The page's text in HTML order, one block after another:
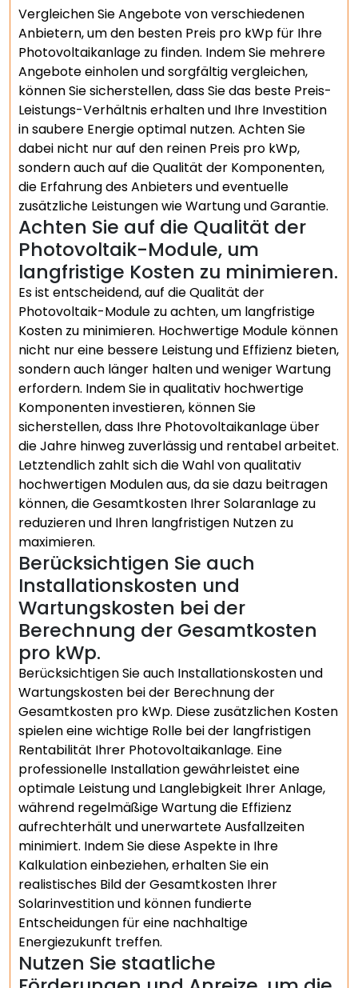
Vergleichen Sie Angebote von verschiedenen
Anbietern, um den besten Preis pro kWp für Ihre
Photovoltaikanlage zu finden. Indem Sie mehrere
Angebote einholen und sorgfältig vergleichen,
können Sie sicherstellen, dass Sie das beste Preis-
Leistungs-Verhältnis erhalten und Ihre Investition
in saubere Energie optimal nutzen. Achten Sie
dabei nicht nur auf den reinen Preis pro kWp,
sondern auch auf die Qualität der Komponenten,
die Erfahrung des Anbieters und eventuelle
zusätzliche Leistungen wie Wartung und Garantie.
Achten Sie auf die Qualität der
Photovoltaik-Module, um
langfristige Kosten zu minimieren.
Es ist entscheidend, auf die Qualität der
Photovoltaik-Module zu achten, um langfristige
Kosten zu minimieren. Hochwertige Module können
nicht nur eine bessere Leistung und Effizienz bieten,
sondern auch länger halten und weniger Wartung
erfordern. Indem Sie in qualitativ hochwertige
Komponenten investieren, können Sie
sicherstellen, dass Ihre Photovoltaikanlage über
die Jahre hinweg zuverlässig und rentabel arbeitet.
Letztendlich zahlt sich die Wahl von qualitativ
hochwertigen Modulen aus, da sie dazu beitragen
können, die Gesamtkosten Ihrer Solaranlage zu
reduzieren und Ihren langfristigen Nutzen zu
maximieren.
Berücksichtigen Sie auch
Installationskosten und
Wartungskosten bei der
Berechnung der Gesamtkosten
pro kWp.
Berücksichtigen Sie auch Installationskosten und
Wartungskosten bei der Berechnung der
Gesamtkosten pro kWp. Diese zusätzlichen Kosten
spielen eine wichtige Rolle bei der langfristigen
Rentabilität Ihrer Photovoltaikanlage. Eine
professionelle Installation gewährleistet eine
optimale Leistung und Langlebigkeit Ihrer Anlage,
während regelmäßige Wartung die Effizienz
aufrechterhält und unerwartete Ausfallzeiten
minimiert. Indem Sie diese Aspekte in Ihre
Kalkulation einbeziehen, erhalten Sie ein
realistisches Bild der Gesamtkosten Ihrer
Solarinvestition und können fundierte
Entscheidungen für eine nachhaltige
Energiezukunft treffen.
Nutzen Sie staatliche